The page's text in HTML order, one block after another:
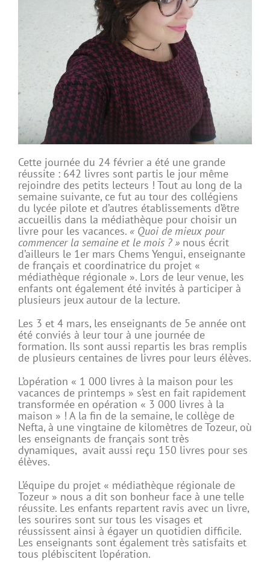
Cette journée du 24 février a été une grande
réussite : 642 livres sont partis le jour même
rejoindre des petits lecteurs ! Tout au long de la
semaine suivante, ce fut au tour des collégiens
du lycée pilote et d’autres établissements d’être
accueillis dans la médiathèque pour choisir un
livre pour les vacances. « Quoi de mieux pour
commencer la semaine et le mois ? » nous écrit
d’ailleurs le 1er mars Chems Yengui, enseignante
de français et coordinatrice du projet «
médiathèque régionale ». Lors de leur venue, les
enfants ont également été invités à participer à
plusieurs jeux autour de la lecture.
Les 3 et 4 mars, les enseignants de 5e année ont
été conviés à leur tour à une journée de
formation. Ils sont aussi repartis les bras remplis
de plusieurs centaines de livres pour leurs élèves.
L’opération « 1 000 livres à la maison pour les
vacances de printemps » s’est en fait rapidement
transformée en opération « 3 000 livres à la
maison » ! A la fin de la semaine, le collège de
Nefta, à une vingtaine de kilomètres de Tozeur, où
les enseignants de français sont très
dynamiques, avait aussi reçu 150 livres pour ses
élèves.
L’équipe du projet « médiathèque régionale de
Tozeur » nous a dit son bonheur face à une telle
réussite. Les enfants repartent ravis avec un livre,
les sourires sont sur tous les visages et
réussissent ainsi à égayer un quotidien difficile.
Les enseignants sont également très satisfaits et
tous plébiscitent l’opération.